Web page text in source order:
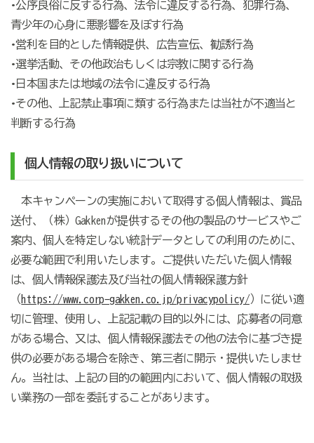
•公序良俗に反する行為、法令に違反する行為、犯罪行為、
青少年の心身に悪影響を及ぼす行為
•営利を目的とした情報提供、広告宣伝、勧誘行為
•選挙活動、その他政治もしくは宗教に関する行為
•日本国または地域の法令に違反する行為
•その他、上記禁止事項に類する行為または当社が不適当と
判断する行為
個人情報の取り扱いについて
本キャンペーンの実施において取得する個人情報は、賞品
送付、（株）Gakkenが提供するその他の製品のサービスやご
案内、個人を特定しない統計データとしての利用のために、
必要な範囲で利用いたします。ご提供いただいた個人情報
は、個人情報保護法及び当社の個人情報保護方針
（ https://www.corp-gakken.co.jp/privacypolicy/）に従い適
切に管理、使用し、上記記載の目的以外には、応募者の同意
がある場合、又は、個人情報保護法その他の法令に基づき提
供の必要がある場合を除き、第三者に開示・提供いたしませ
ん。当社は、上記の目的の範囲内において、個人情報の取扱
い業務の一部を委託することがあります。